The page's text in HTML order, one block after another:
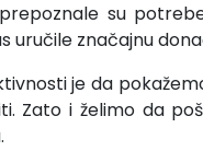
su
uručile značajnu
je da
Zato i želimo da